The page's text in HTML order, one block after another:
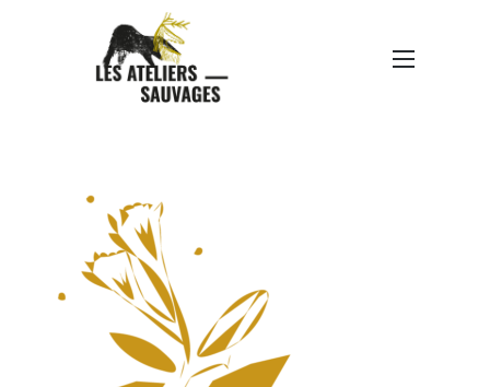
LABERLUE-ELEMENTS
GRAPHIQUES-WEB_PLAN
DE TRAVAIL 1